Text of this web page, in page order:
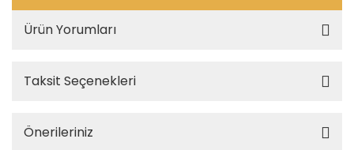
Ürün Yorumları
Taksit Seçenekleri
Önerileriniz